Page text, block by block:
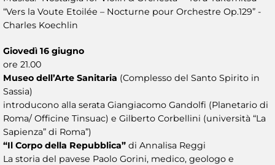
“Vers la Voute Etoilée – Nocturne pour Orchestre Op.129” -
Charles Koechlin
Giovedì 16 giugno
ore 21.00
Museo dell’Arte Sanitaria (Complesso del Santo Spirito in
Sassia)
introducono alla serata Giangiacomo Gandolfi (Planetario di
Roma/ Officine Tinsuac) e Gilberto Corbellini (università “La
Sapienza” di Roma”)
“Il Corpo della Repubblica” di Annalisa Reggi
La storia del pavese Paolo Gorini, medico, geologo e